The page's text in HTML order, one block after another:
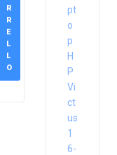
R
R
E
L
L
O
pt
o
p
H
P
Vi
ct
us
1
6-